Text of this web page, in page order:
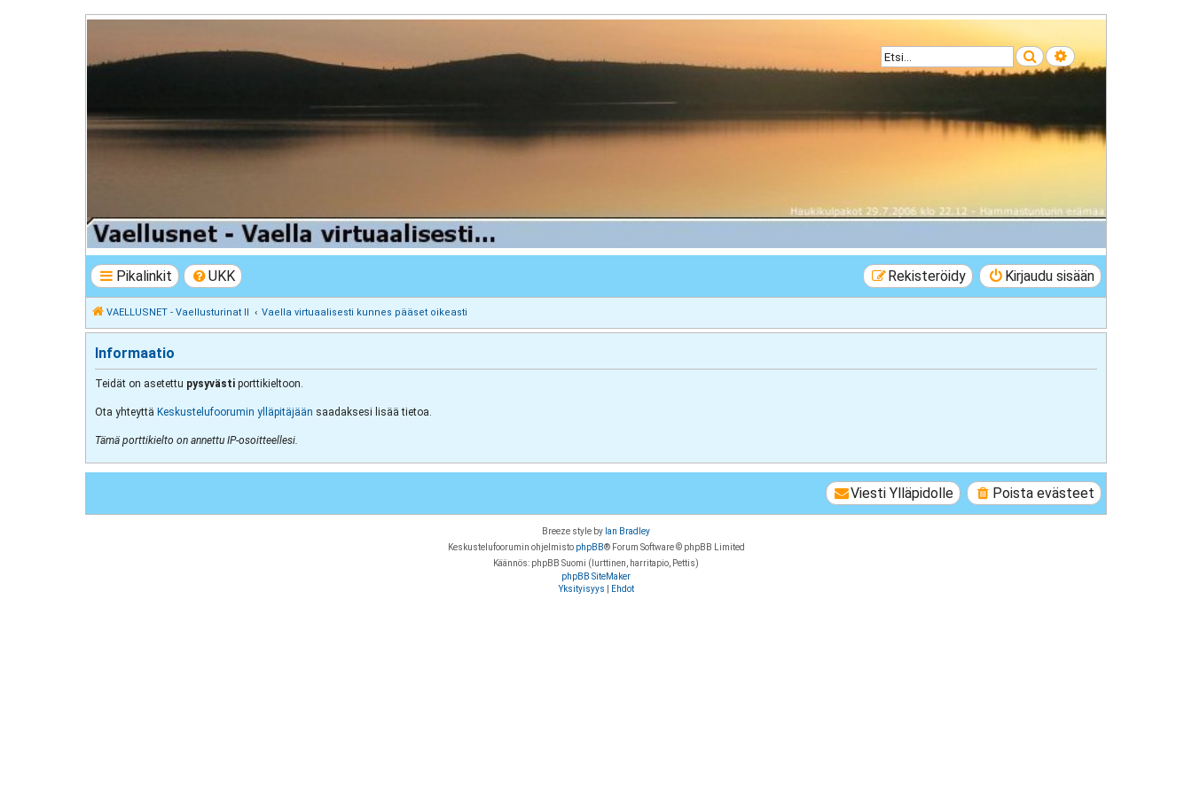
Etsi Tarkennettu haku
VAELLUSNET - Vaellusturinat II
Keskustelua vaeltamisesta ja Lapista
Pikalinkit UKK Kirjaudu sisään
Rekisteröidy
VAELLUSNET - Vaellusturinat II Vaella virtuaalisesti kunnes pääset oikeasti
Informaatio
Teidät on asetettu pysyvästi porttikieltoon.
Ota yhteyttä Keskustelufoorumin ylläpitäjään saadaksesi lisää tietoa.
Tämä porttikielto on annettu IP-osoitteellesi.
Poista evästeet
Viesti Ylläpidolle
Breeze style by Ian Bradley
Keskustelufoorumin ohjelmisto phpBB® Forum Software © phpBB Limited
Käännös: phpBB Suomi (lurttinen, harritapio, Pettis)
phpBB SiteMaker
Yksityisyys
Ehdot